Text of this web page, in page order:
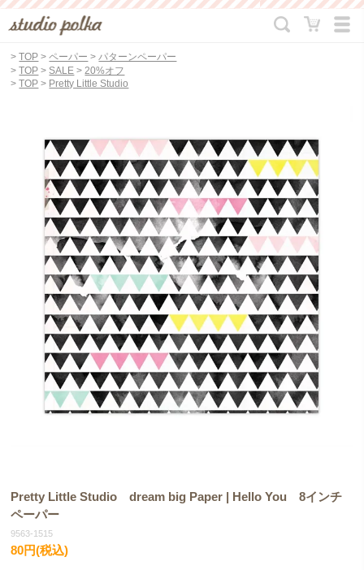
>TOP >ペーパー >パターンペーパー
>TOP > SALE >20%オフ
>TOP > Pretty Little Studio
Pretty Little Studio dream big Paper | Hello You 8インチ
ペーパー
9563-1515
80円(税込)